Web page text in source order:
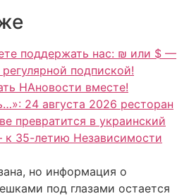
поддержать нас: ₪ или $ —
подпиской!
НАновости вместе!
24 августа 2026 ресторан
превратится в украинский
к 35-летию Независимости
но информация о
под глазами остается